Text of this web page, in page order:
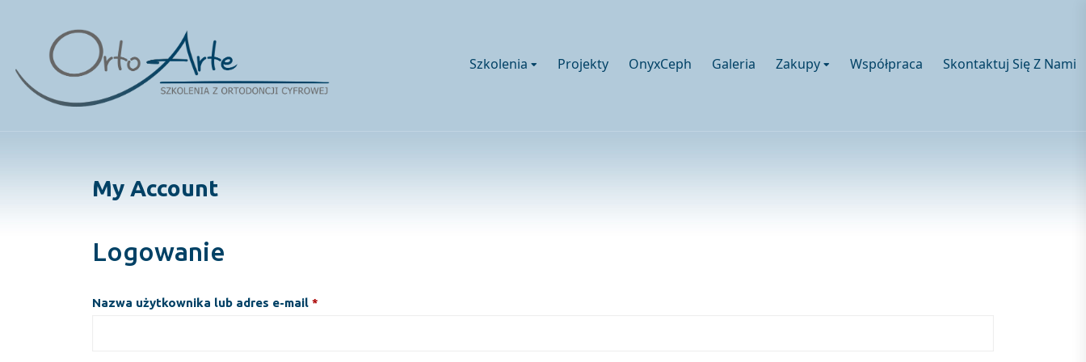
Szkolenia
Projekty OnyxCeph Galeria Zakupy Współpraca Skontaktuj Się Z Nami
My Account
Logowanie
Nazwa użytkownika lub adres e-mail *